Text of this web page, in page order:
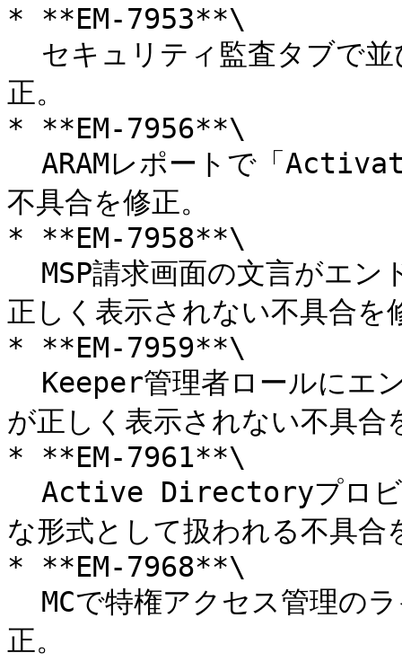
* **EM-7953**\
正。
* **EM-7956**\
不具合を修正。
* **EM-7958**\
正しく表示されない不具合を
* **EM-7959**\
が正しく表示されない不具合
* **EM-7961**\
な形式として扱われる不具合
* **EM-7968**\
正。